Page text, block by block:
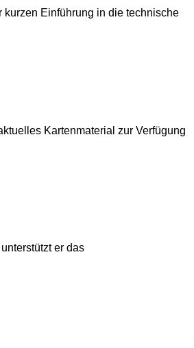
kurzen Einführung in die technische
Kartenmaterial zur Verfügung
er das